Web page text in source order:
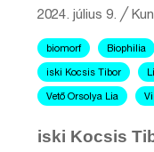
2024. július 9. ╱
biomorf Biophilia
iski Kocsis Tibor
Vető Orsolya Lia
iski Kocsis